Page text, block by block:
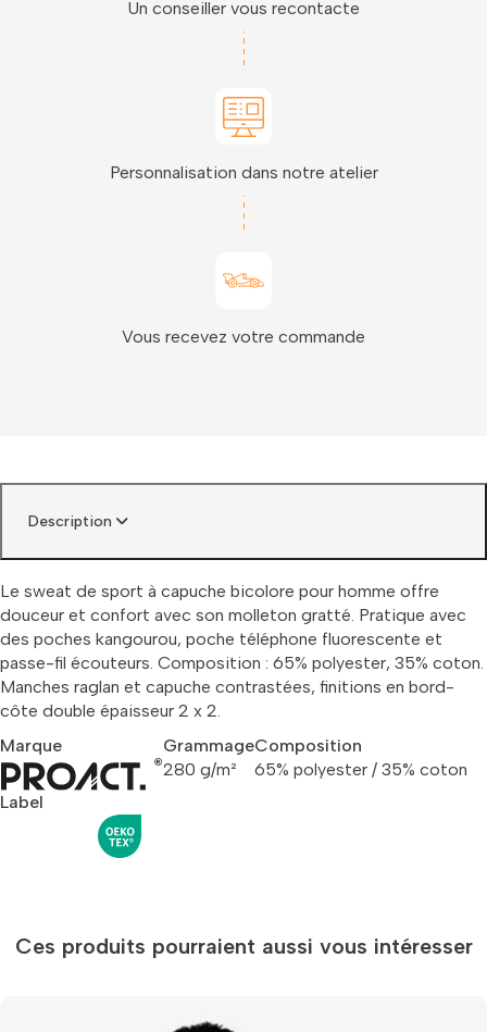
Un conseiller vous recontacte
Personnalisation dans notre atelier
Vous recevez votre commande
Description
Le sweat de sport à capuche bicolore pour homme offre
douceur et confort avec son molleton gratté. Pratique avec
des poches kangourou, poche téléphone fluorescente et
passe-fil écouteurs. Composition : 65% polyester, 35% coton.
Manches raglan et capuche contrastées, finitions en bord-
côte double épaisseur 2 x 2.
Marque
Grammage
280 g/m²
Composition
65% polyester / 35% coton
Label
Ces produits pourraient aussi vous intéresser